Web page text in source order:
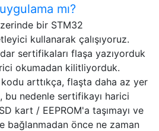
mı?
bir STM32
kullanarak çalışıyoruz.
sertifikaları flaşa yazıyorduk
okumadan kilitliyorduk.
arttıkça, flaşta daha az yer
bu nedenle sertifikayı harici
kart / EEPROM'a taşımayı ve
bağlanmadan önce ne zaman